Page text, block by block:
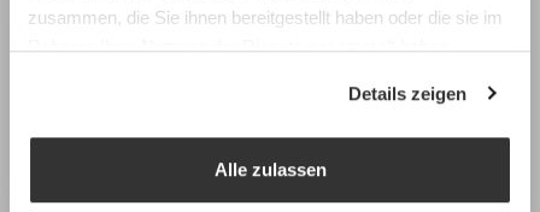
zusammen, die Sie ihnen bereitgestellt haben oder die sie im
Rahmen Ihrer Nutzung der Dienste gesammelt haben.
Details zeigen
Alle zulassen
Umkleideschränke
Fachtagung Labor Schulraum
Mittwoch, 9. September 2026
Programm & Anmeldung
Earlybird-Preis bis 15. Juli 2026